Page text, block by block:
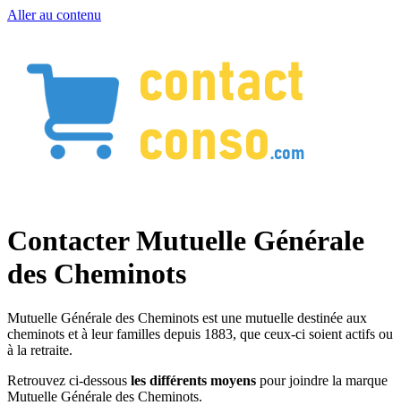
Aller au contenu
Contacter Mutuelle Générale
des Cheminots
Mutuelle Générale des Cheminots est une mutuelle destinée aux
cheminots et à leur familles depuis 1883, que ceux-ci soient actifs ou
à la retraite.
Retrouvez ci-dessous les différents moyens pour joindre la marque
Mutuelle Générale des Cheminots.